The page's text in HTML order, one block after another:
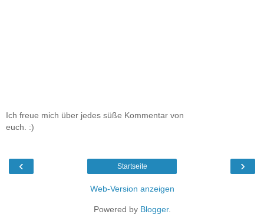
Ich freue mich über jedes süße Kommentar von
euch. :)
‹ ›
Startseite
Web-Version anzeigen
Powered by Blogger.